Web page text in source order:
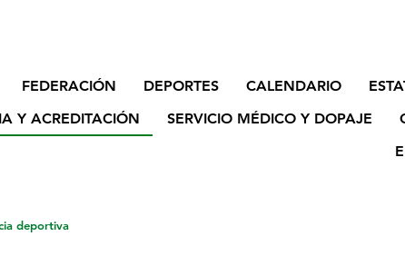
FEDERACIÓN DEPORTES CALENDARIO
Y ACREDITACIÓN
SERVICIO MÉDICO Y DOPAJE
deportiva